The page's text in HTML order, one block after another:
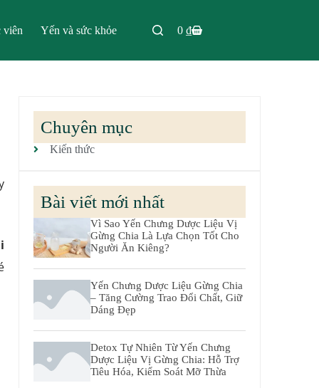
viên Yến và sức khỏe 0 ₫
Chuyên mục
Kiến thức
Bài viết mới nhất
Vì Sao Yến Chưng Dược Liệu Vị
Gừng Chia Là Lựa Chọn Tốt Cho
Người Ăn Kiêng?
Yến Chưng Dược Liệu Gừng Chia
– Tăng Cường Trao Đổi Chất, Giữ
Dáng Đẹp
Detox Tự Nhiên Từ Yến Chưng
Dược Liệu Vị Gừng Chia: Hỗ Trợ
Tiêu Hóa, Kiểm Soát Mỡ Thừa